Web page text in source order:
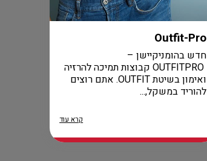
Outfit-Pro
חדש בהומניקיישן –
OUTFITPRO קבוצות תמיכה להרזיה
ואימון בשיטת OUTFIT. אתם רוצים
להוריד במשקל,...
קרא עוד